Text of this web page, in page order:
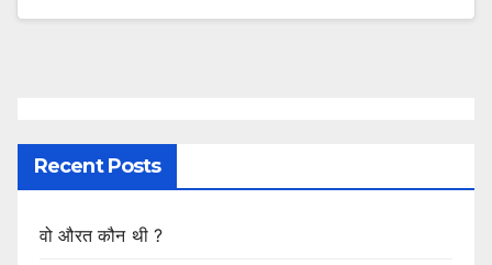
Recent Posts
वो औरत कौन थी ?